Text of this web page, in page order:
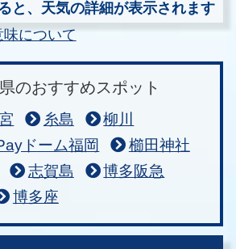
と、天気の詳細が表示されます
について
のおすすめスポット
糸島
柳川
ドーム福岡
櫛田神社
志賀島
博多阪急
博多座